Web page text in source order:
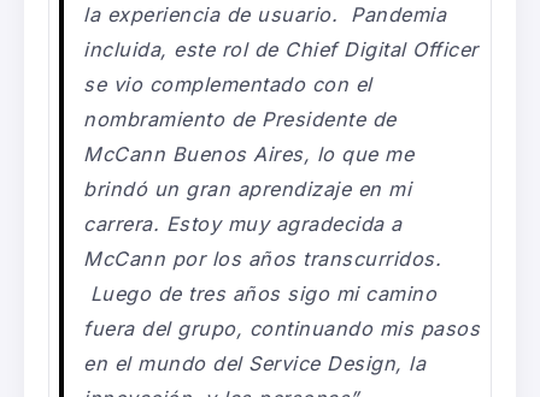
la experiencia de usuario. Pandemia
incluida, este rol de Chief Digital Officer
se vio complementado con el
nombramiento de Presidente de
McCann Buenos Aires, lo que me
brindó un gran aprendizaje en mi
carrera. Estoy muy agradecida a
McCann por los años transcurridos.
Luego de tres años sigo mi camino
fuera del grupo, continuando mis pasos
en el mundo del Service Design, la